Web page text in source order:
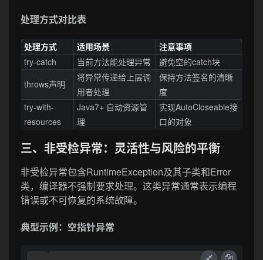
处理方式对比表
处理方式 适用场景
注意事项
try-catch
当前方法能处理异常
避免空的catch块
throws声明
将异常传递给上层调
用者处理
保持方法签名的清晰
度
try-with-
resources
Java7+ 自动资源管
理
实现AutoCloseable接
口的对象
三、非受检异常：灵活性与风险的平衡
非受检异常包含RuntimeException及其子类和Error
类，编译器不强制要求处理。这类异常通常表示编程
错误或不可恢复的系统故障。
典型示例：空指针异常